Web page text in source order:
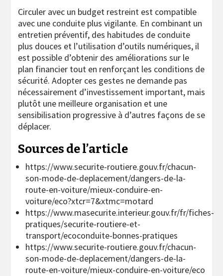
Circuler avec un budget restreint est compatible
avec une conduite plus vigilante. En combinant un
entretien préventif, des habitudes de conduite
plus douces et l’utilisation d’outils numériques, il
est possible d’obtenir des améliorations sur le
plan financier tout en renforçant les conditions de
sécurité. Adopter ces gestes ne demande pas
nécessairement d’investissement important, mais
plutôt une meilleure organisation et une
sensibilisation progressive à d’autres façons de se
déplacer.
Sources de l’article
https://www.securite-routiere.gouv.fr/chacun-
son-mode-de-deplacement/dangers-de-la-
route-en-voiture/mieux-conduire-en-
voiture/eco?xtcr=7&xtmc=motard
https://www.masecurite.interieur.gouv.fr/fr/fiches-
pratiques/securite-routiere-et-
transport/ecoconduite-bonnes-pratiques
https://www.securite-routiere.gouv.fr/chacun-
son-mode-de-deplacement/dangers-de-la-
route-en-voiture/mieux-conduire-en-voiture/eco